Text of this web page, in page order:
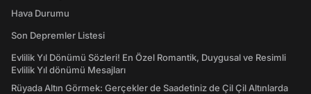
Hava Durumu
Son Depremler Listesi
Evlilik Yıl Dönümü Sözleri! En Özel Romantik, Duygusal ve Resimli
Evlilik Yıl dönümü Mesajları
Rüyada Altın Görmek: Gerçekler de Saadetiniz de Çil Çil Altınlarda